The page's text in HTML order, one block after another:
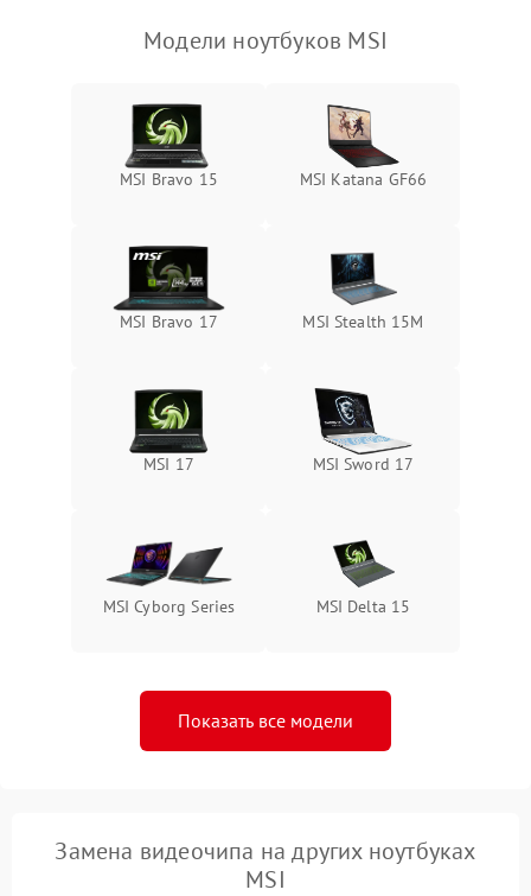
пропадание диска
оперативной памяти:
вылеты приложений,
синие экраны
Модели ноутбуков MSI
MSI Bravo 15 MSI Katana GF66
MSI Bravo 17 MSI Stealth 15M
MSI 17 MSI Sword 17
MSI Cyborg Series MSI Delta 15
Показать все модели
Замена видеочипа на других ноутбуках
MSI